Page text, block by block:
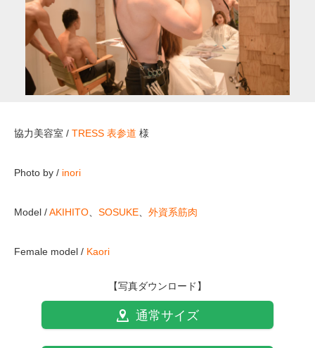
協力美容室 / TRESS 表参道 様
Photo by / inori
Model /AKIHITO SOSUKE 外資系筋肉
Female model / Kaori
【写真ダウンロード】
通常サイズ